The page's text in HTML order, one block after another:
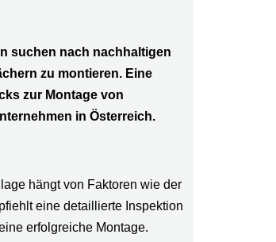
suchen nach nachhaltigen
zu montieren. Eine
zur Montage von
in Österreich.
hängt von Faktoren wie der
eine detaillierte Inspektion
erfolgreiche Montage.